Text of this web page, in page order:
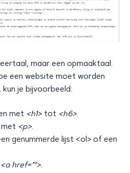
maar een opmaaktaal.
een website moet worden
je bijvoorbeeld:
met <h1> tot <h6>.
met <p>.
genummerde lijst <ol> of een
<a href=””>.